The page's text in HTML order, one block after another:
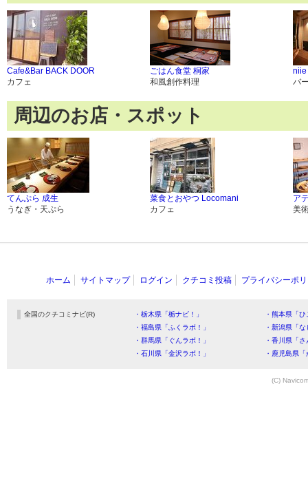
Cafe&Bar BACK DOOR
カフェ
ごはん食堂 桐家
和風創作料理
niie
バ
周辺のお店・スポット
てんぷら 成生
うなぎ・天ぷら
菜食とおやつ Locomani
カフェ
ア
美
ホーム サイトマップ ログイン クチコミ投稿 プライバシーポ
全国のクチコミナビ(R) ・栃木県「栃ナビ！」
・熊本県「
・福島県「ふくラボ！」
・新潟県「
・群馬県「ぐんラボ！」
・香川県「
・石川県「金沢ラボ！」
・鹿児島県
(C)